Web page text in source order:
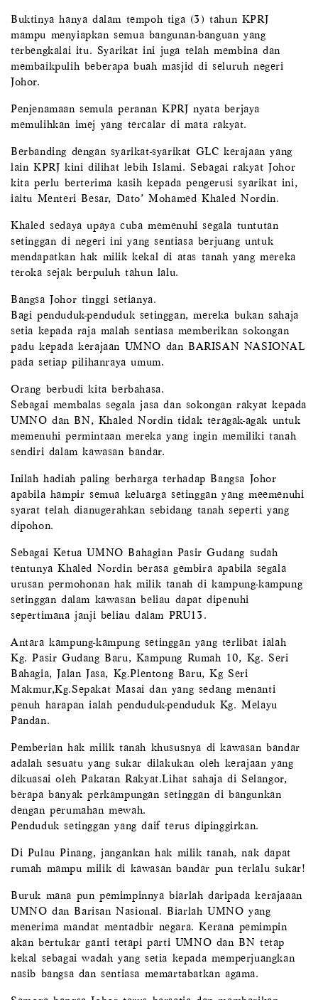
Buktinya hanya dalam tempoh tiga (3) tahun KPRJ
mampu menyiapkan semua bangunan-banguan yang
terbengkalai itu. Syarikat ini juga telah membina dan
membaikpulih beberapa buah masjid di seluruh negeri
Johor.
Penjenamaan semula peranan KPRJ nyata berjaya
memulihkan imej yang tercalar di mata rakyat.
Berbanding dengan syarikat-syarikat GLC kerajaan yang
lain KPRJ kini dilihat lebih Islami. Sebagai rakyat Johor
kita perlu berterima kasih kepada pengerusi syarikat ini,
iaitu Menteri Besar, Dato’ Mohamed Khaled Nordin.
Khaled sedaya upaya cuba memenuhi segala tuntutan
setinggan di negeri ini yang sentiasa berjuang untuk
mendapatkan hak milik kekal di atas tanah yang mereka
teroka sejak berpuluh tahun lalu.
Bangsa Johor tinggi setianya.
Bagi penduduk-penduduk setinggan, mereka bukan sahaja
setia kepada raja malah sentiasa memberikan sokongan
padu kepada kerajaan UMNO dan BARISAN NASIONAL
pada setiap pilihanraya umum.
Orang berbudi kita berbahasa.
Sebagai membalas segala jasa dan sokongan rakyat kepada
UMNO dan BN, Khaled Nordin tidak teragak-agak untuk
memenuhi permintaan mereka yang ingin memiliki tanah
sendiri dalam kawasan bandar.
Inilah hadiah paling berharga terhadap Bangsa Johor
apabila hampir semua keluarga setinggan yang meemenuhi
syarat telah dianugerahkan sebidang tanah seperti yang
dipohon.
Sebagai Ketua UMNO Bahagian Pasir Gudang sudah
tentunya Khaled Nordin berasa gembira apabila segala
urusan permohonan hak milik tanah di kampung-kampung
setinggan dalam kawasan beliau dapat dipenuhi
sepertimana janji beliau dalam PRU13.
Antara kampung-kampung setinggan yang terlibat ialah
Kg. Pasir Gudang Baru, Kampung Rumah 10, Kg. Seri
Bahagia, Jalan Jasa, Kg.Plentong Baru, Kg Seri
Makmur,Kg.Sepakat Masai dan yang sedang menanti
penuh harapan ialah penduduk-penduduk Kg. Melayu
Pandan.
Pemberian hak milik tanah khususnya di kawasan bandar
adalah sesuatu yang sukar dilakukan oleh kerajaan yang
dikuasai oleh Pakatan Rakyat.Lihat sahaja di Selangor,
berapa banyak perkampungan setinggan di bangunkan
dengan perumahan mewah.
Penduduk setinggan yang daif terus dipinggirkan.
Di Pulau Pinang, jangankan hak milik tanah, nak dapat
rumah mampu milik di kawasan bandar pun terlalu sukar!
Buruk mana pun pemimpinnya biarlah daripada kerajaaan
UMNO dan Barisan Nasional. Biarlah UMNO yang
menerima mandat mentadbir negara. Kerana pemimpin
akan bertukar ganti tetapi parti UMNO dan BN tetap
kekal sebagai wadah yang setia kepada memperjuangkan
nasib bangsa dan sentiasa memartabatkan agama.